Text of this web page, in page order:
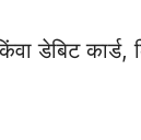
डेबिट कार्ड,